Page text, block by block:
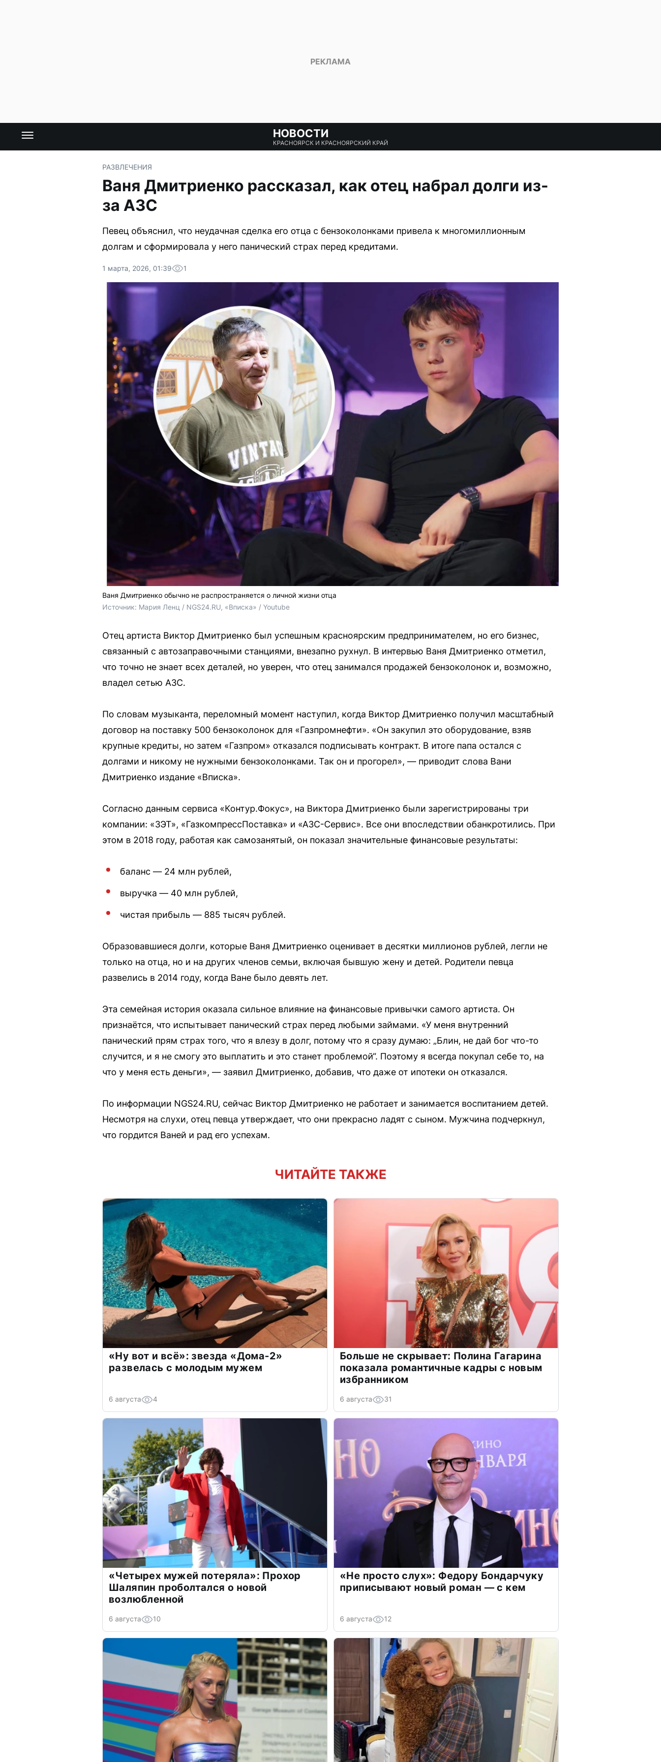
НОВОСТИ
КРАСНОЯРСК И КРАСНОЯРСКИЙ КРАЙ
РАЗВЛЕЧЕНИЯ
Ваня Дмитриенко рассказал, как отец набрал долги из-
за АЗС
Певец объяснил, что неудачная сделка его отца с бензоколонками привела к многомиллионным
долгам и сформировала у него панический страх перед кредитами.
1 марта, 2026, 01:39 1
Ваня Дмитриенко обычно не распространяется о личной жизни отца
Источник: Мария Ленц / NGS24.RU, «Вписка» / Youtube
Отец артиста Виктор Дмитриенко был успешным красноярским предпринимателем, но его бизнес,
связанный с автозаправочными станциями, внезапно рухнул. В интервью Ваня Дмитриенко отметил,
что точно не знает всех деталей, но уверен, что отец занимался продажей бензоколонок и, возможно,
владел сетью АЗС.
По словам музыканта, переломный момент наступил, когда Виктор Дмитриенко получил масштабный
договор на поставку 500 бензоколонок для «Газпромнефти». «Он закупил это оборудование, взяв
крупные кредиты, но затем «Газпром» отказался подписывать контракт. В итоге папа остался с
долгами и никому не нужными бензоколонками. Так он и прогорел», — приводит слова Вани
Дмитриенко издание «Вписка».
Согласно данным сервиса «Контур.Фокус», на Виктора Дмитриенко были зарегистрированы три
компании: «ЗЭТ», «ГазкомпрессПоставка» и «АЗС-Сервис». Все они впоследствии обанкротились. При
этом в 2018 году, работая как самозанятый, он показал значительные финансовые результаты:
баланс — 24 млн рублей,
выручка — 40 млн рублей,
чистая прибыль — 885 тысяч рублей.
Образовавшиеся долги, которые Ваня Дмитриенко оценивает в десятки миллионов рублей, легли не
только на отца, но и на других членов семьи, включая бывшую жену и детей. Родители певца
развелись в 2014 году, когда Ване было девять лет.
Эта семейная история оказала сильное влияние на финансовые привычки самого артиста. Он
признаётся, что испытывает панический страх перед любыми займами. «У меня внутренний
панический прям страх того, что я влезу в долг, потому что я сразу думаю: „Блин, не дай бог что-то
случится, и я не смогу это выплатить и это станет проблемой“. Поэтому я всегда покупал себе то, на
что у меня есть деньги», — заявил Дмитриенко, добавив, что даже от ипотеки он отказался.
По информации NGS24.RU, сейчас Виктор Дмитриенко не работает и занимается воспитанием детей.
Несмотря на слухи, отец певца утверждает, что они прекрасно ладят с сыном. Мужчина подчеркнул,
что гордится Ваней и рад его успехам.
ЧИТАЙТЕ ТАКЖЕ
«Ну вот и всё»: звезда «Дома-2»
развелась с молодым мужем
6 августа 4
Больше не скрывает: Полина Гагарина
показала романтичные кадры с новым
избранником
6 августа 31
«Четырех мужей потеряла»: Прохор
Шаляпин проболтался о новой
возлюбленной
6 августа 10
«Не просто слух»: Федору Бондарчуку
приписывают новый роман — с кем
6 августа 12